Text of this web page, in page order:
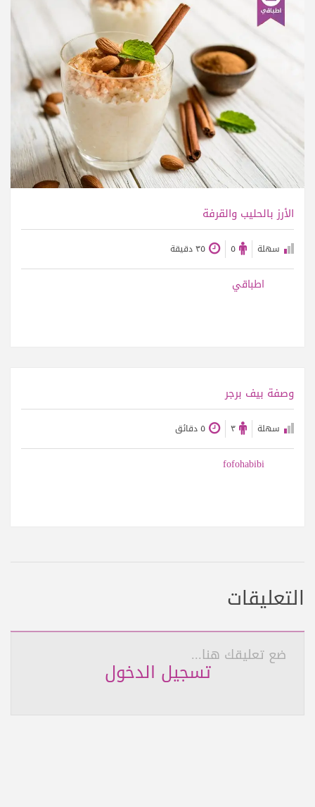
عرض الوصفة
الأرز بالحليب والقرفة
سهلة
اطباقي
وصفة بيف برجر
سهلة
fofohabibi
التعليقات
تسجيل الدخول
ضع تعليقك هنا...